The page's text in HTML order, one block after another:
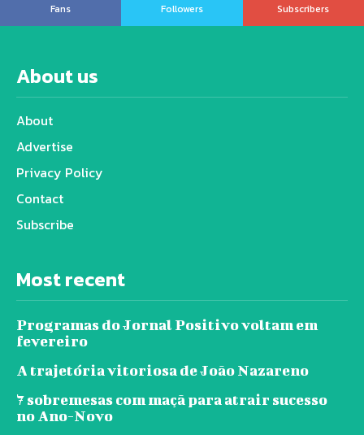
Fans
Followers
Subscribers
About us
About
Advertise
Privacy Policy
Contact
Subscribe
Most recent
Programas do Jornal Positivo voltam em
fevereiro
A trajetória vitoriosa de João Nazareno
7 sobremesas com maçã para atrair sucesso
no Ano-Novo